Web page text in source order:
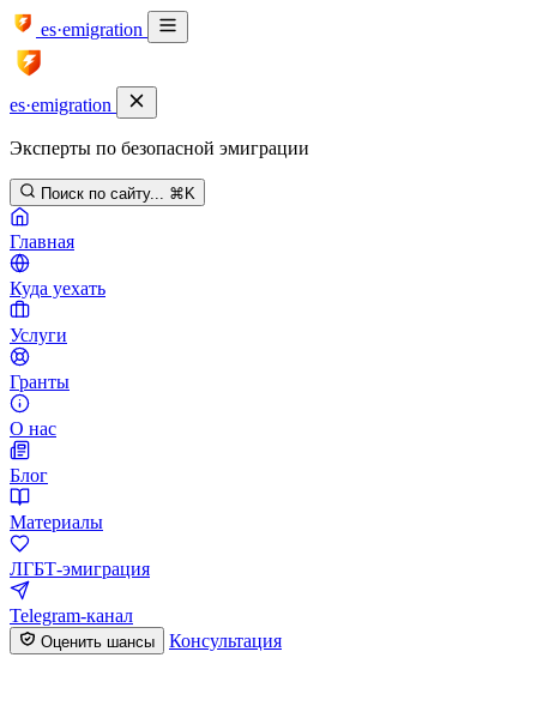
es·emigration
es·emigration
Эксперты по безопасной эмиграции
Поиск по сайту... ⌘K
Главная
Куда уехать
Услуги
Гранты
О нас
Блог
Материалы
ЛГБТ-эмиграция
Telegram-канал
Оценить шансы Консультация